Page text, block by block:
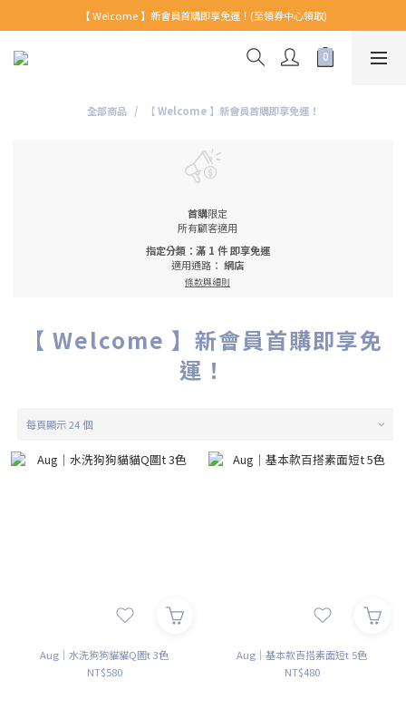
【 Welcome 】新會員首購即享免運！(至領券中心領取)
【 Welcome 】新會員首購即享免運！(至領券中心領取)
全館消費滿999免運！
全部商品 【 Welcome 】新會員首購即享免運！
首購限定
所有顧客適用
指定分類：滿 1 件 即享免運
適用通路： 網店
條款與細則
【 Welcome 】新會員首購即享免
運！
每頁顯示 24 個
Aug｜水洗狗狗貓貓Q圖t 3色
NT$580
Aug｜基本款百搭素面短t 5色
NT$480